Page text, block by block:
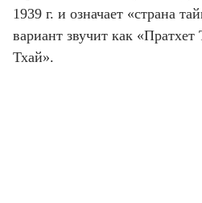
1939 г. и означает «страна
вариант звучит как
Тхай».